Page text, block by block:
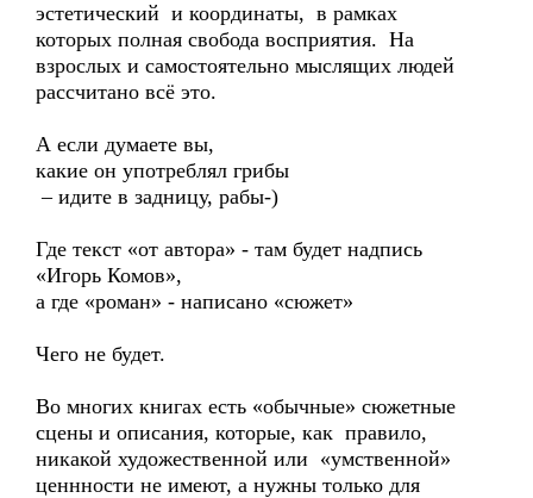
эстетический и координаты, в рамках
которых полная свобода восприятия. На
взрослых и самостоятельно мыслящих людей
рассчитано всё это.
А если думаете вы,
какие он употреблял грибы
– идите в задницу, рабы-)
Где текст «от автора» - там будет надпись
«Игорь Комов»,
а где «роман» - написано «сюжет»
Чего не будет.
Во многих книгах есть «обычные» сюжетные
сцены и описания, которые, как правило,
никакой художественной или «умственной»
ценнности не имеют, а нужны только для